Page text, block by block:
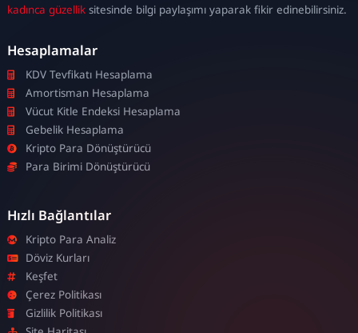
kadınca güzellik sitesinde bilgi paylaşımı yaparak fikir edinebilirsiniz.
Hesaplamalar
KDV Tevfikatı Hesaplama
Amortisman Hesaplama
Vücut Kitle Endeksi Hesaplama
Gebelik Hesaplama
Kripto Para Dönüştürücü
Para Birimi Dönüştürücü
Hızlı Bağlantılar
Kripto Para Analiz
Döviz Kurları
Keşfet
Çerez Politikası
Gizlilik Politikası